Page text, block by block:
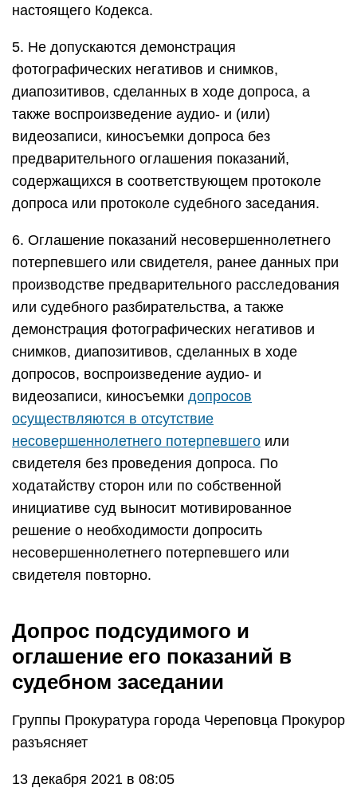
настоящего Кодекса.
5. Не допускаются демонстрация
фотографических негативов и снимков,
диапозитивов, сделанных в ходе допроса, а
также воспроизведение аудио- и (или)
видеозаписи, киносъемки допроса без
предварительного оглашения показаний,
содержащихся в соответствующем протоколе
допроса или протоколе судебного заседания.
6. Оглашение показаний несовершеннолетнего
потерпевшего или свидетеля, ранее данных при
производстве предварительного расследования
или судебного разбирательства, а также
демонстрация фотографических негативов и
снимков, диапозитивов, сделанных в ходе
допросов, воспроизведение аудио- и
видеозаписи, киносъемки допросов
осуществляются в отсутствие
несовершеннолетнего потерпевшего или
свидетеля без проведения допроса. По
ходатайству сторон или по собственной
инициативе суд выносит мотивированное
решение о необходимости допросить
несовершеннолетнего потерпевшего или
свидетеля повторно.
Допрос подсудимого и
оглашение его показаний в
судебном заседании
Группы Прокуратура города Череповца Прокурор
разъясняет
13 декабря 2021 в 08:05